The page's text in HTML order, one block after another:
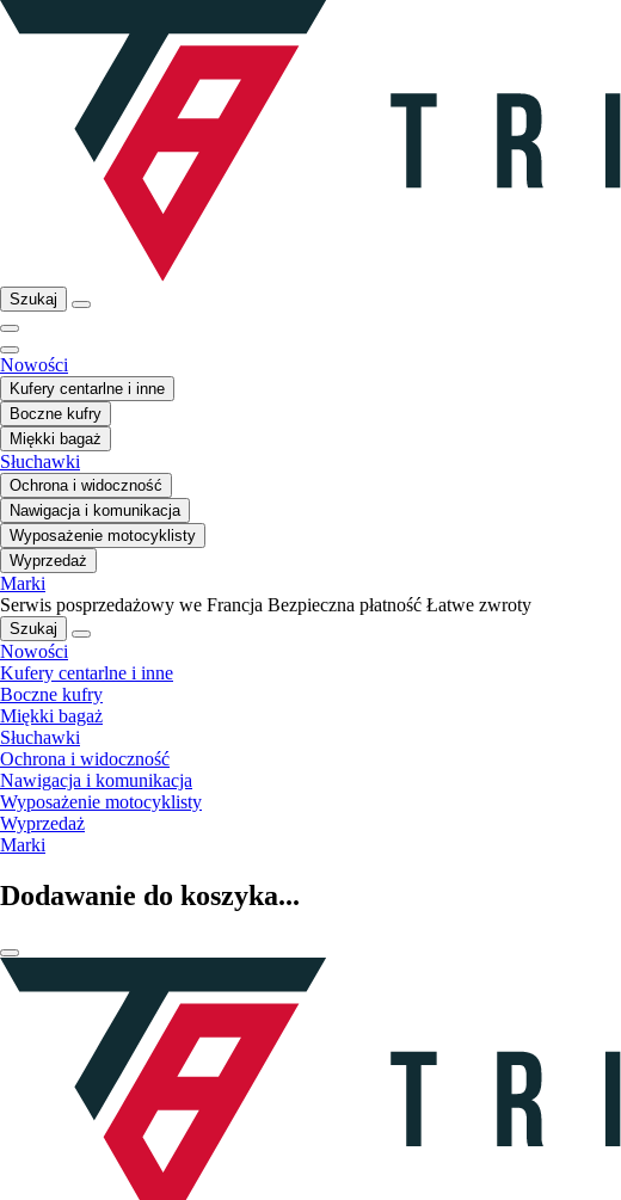
Szukaj
Nowości
Kufery centarlne i inne
Boczne kufry
Miękki bagaż
Słuchawki
Ochrona i widoczność
Nawigacja i komunikacja
Wyposażenie motocyklisty
Wyprzedaż
Marki
Serwis posprzedażowy we Francja Bezpieczna płatność Łatwe zwroty
Szukaj
Nowości
Kufery centarlne i inne
Boczne kufry
Miękki bagaż
Słuchawki
Ochrona i widoczność
Nawigacja i komunikacja
Wyposażenie motocyklisty
Wyprzedaż
Marki
Dodawanie do koszyka...